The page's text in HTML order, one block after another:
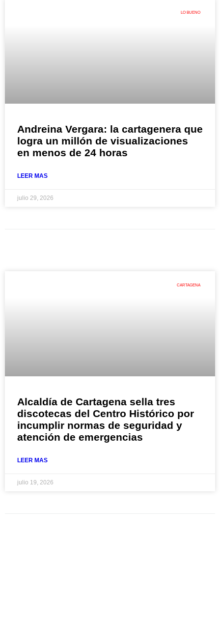
LO BUENO
Andreina Vergara: la cartagenera que
logra un millón de visualizaciones
en menos de 24 horas
LEER MAS
julio 29, 2026
CARTAGENA
Alcaldía de Cartagena sella tres
discotecas del Centro Histórico por
incumplir normas de seguridad y
atención de emergencias
LEER MAS
julio 19, 2026